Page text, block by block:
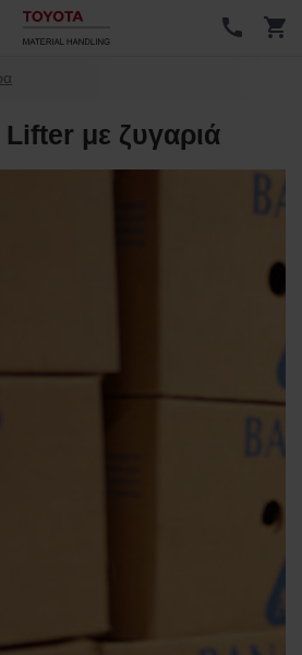
με ζυγαριά